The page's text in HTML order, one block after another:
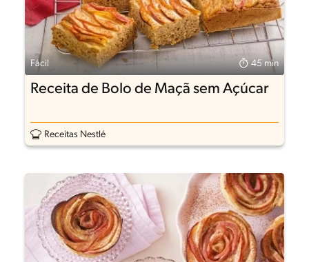
Fácil 45 min
Receita de Bolo de Maçã sem Açúcar
Receitas Nestlé